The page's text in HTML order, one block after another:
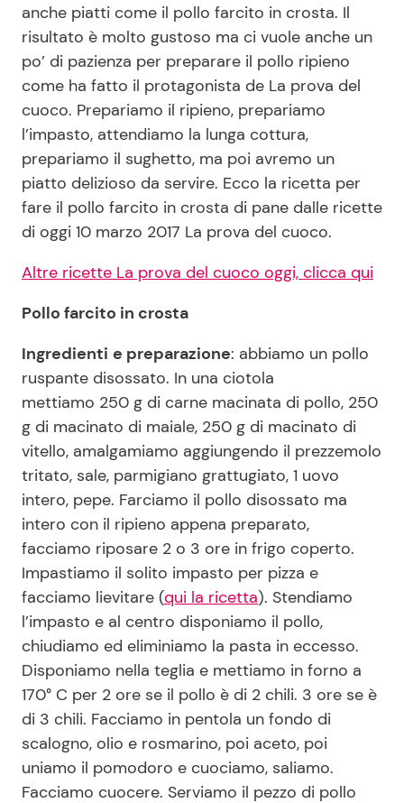
Seguici
Info
Chi siamo
Disclaimer e Privacy
Redazione
Privacy Policy
anche piatti come il pollo farcito in crosta. Il
risultato è molto gustoso ma ci vuole anche un
po’ di pazienza per preparare il pollo ripieno
come ha fatto il protagonista de La prova del
cuoco. Prepariamo il ripieno, prepariamo
l’impasto, attendiamo la lunga cottura,
prepariamo il sughetto, ma poi avremo un
piatto delizioso da servire. Ecco la ricetta per
fare il pollo farcito in crosta di pane dalle ricette
di oggi 10 marzo 2017 La prova del cuoco.
Altre ricette La prova del cuoco oggi, clicca qui
Pollo farcito in crosta
Ingredienti e preparazione: abbiamo un pollo
ruspante disossato. In una ciotola
mettiamo 250 g di carne macinata di pollo, 250
g di macinato di maiale, 250 g di macinato di
vitello, amalgamiamo aggiungendo il prezzemolo
tritato, sale, parmigiano grattugiato, 1 uovo
intero, pepe. Farciamo il pollo disossato ma
intero con il ripieno appena preparato,
facciamo riposare 2 o 3 ore in frigo coperto.
Impastiamo il solito impasto per pizza e
facciamo lievitare (qui la ricetta). Stendiamo
l’impasto e al centro disponiamo il pollo,
chiudiamo ed eliminiamo la pasta in eccesso.
Disponiamo nella teglia e mettiamo in forno a
170° C per 2 ore se il pollo è di 2 chili. 3 ore se è
di 3 chili. Facciamo in pentola un fondo di
scalogno, olio e rosmarino, poi aceto, poi
uniamo il pomodoro e cuociamo, saliamo.
Facciamo cuocere. Serviamo il pezzo di pollo